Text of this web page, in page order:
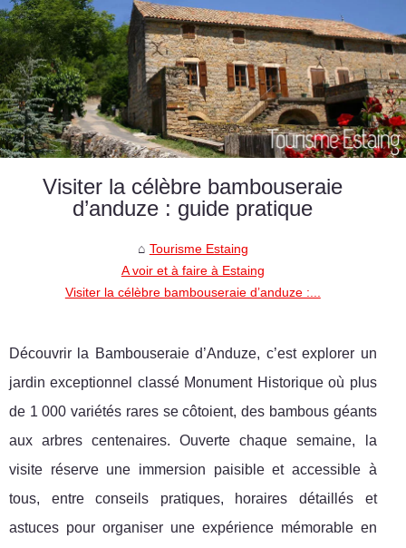
Visiter la célèbre bambouseraie
d’anduze : guide pratique
Tourisme Estaing
A voir et à faire à Estaing
Visiter la célèbre bambouseraie d’anduze :...
Découvrir la Bambouseraie d’Anduze, c’est explorer un
jardin exceptionnel classé Monument Historique où plus
de 1 000 variétés rares se côtoient, des bambous géants
aux arbres centenaires. Ouverte chaque semaine, la
visite réserve une immersion paisible et accessible à
tous, entre conseils pratiques, horaires détaillés et
astuces pour organiser une expérience mémorable en